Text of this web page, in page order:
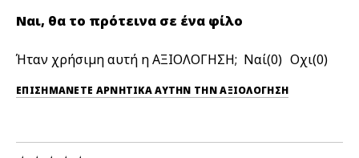
Ναι, θα το πρότεινα σε ένα φίλο
Ήταν χρήσιμη αυτή η ΑΞΙΟΛΟΓΗΣΗ; 0 0
ΕΠΙΣΗΜΆΝΕΤΕ ΑΡΝΗΤΙΚΆ ΑΥΤΉΝ ΤΗΝ ΑΞΙΟΛΟΓΗΣΗ